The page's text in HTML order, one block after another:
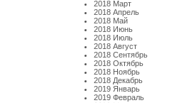
2018 Март
2018 Апрель
2018 Май
2018 Июнь
2018 Июль
2018 Август
2018 Сентябрь
2018 Октябрь
2018 Ноябрь
2018 Декабрь
2019 Январь
2019 Февраль